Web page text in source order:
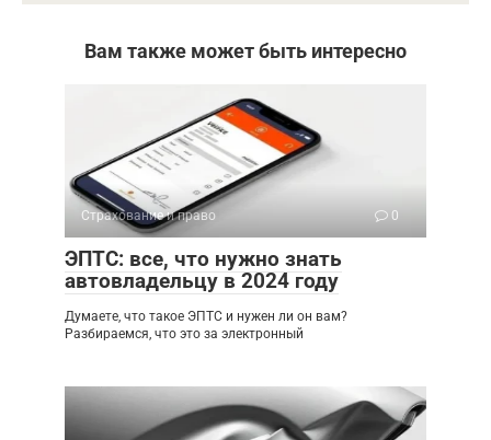
Вам также может быть интересно
Страхование и право 0
ЭПТС: все, что нужно знать
автовладельцу в 2024 году
Думаете, что такое ЭПТС и нужен ли он вам?
Разбираемся, что это за электронный